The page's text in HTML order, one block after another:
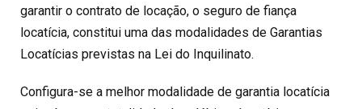
garantir o contrato de locação, o seguro de fiança
locatícia, constitui uma das modalidades de Garantias
Locatícias previstas na Lei do Inquilinato.
Configura-se a melhor modalidade de garantia locatícia